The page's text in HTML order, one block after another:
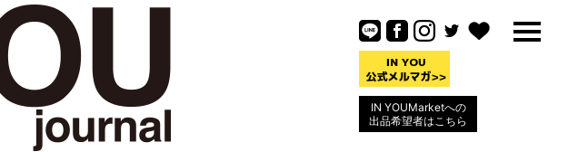
IN YOUMarketへの
出品希望者はこちら